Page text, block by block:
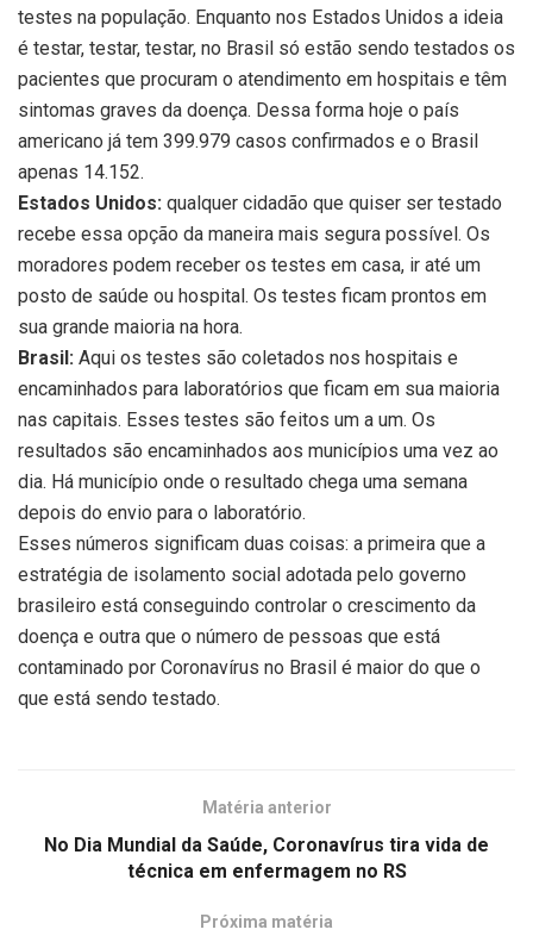
testes na população. Enquanto nos Estados Unidos a ideia
é testar, testar, testar, no Brasil só estão sendo testados os
pacientes que procuram o atendimento em hospitais e têm
sintomas graves da doença. Dessa forma hoje o país
americano já tem 399.979 casos confirmados e o Brasil
apenas 14.152.
Estados Unidos: qualquer cidadão que quiser ser testado
recebe essa opção da maneira mais segura possível. Os
moradores podem receber os testes em casa, ir até um
posto de saúde ou hospital. Os testes ficam prontos em
sua grande maioria na hora.
Brasil: Aqui os testes são coletados nos hospitais e
encaminhados para laboratórios que ficam em sua maioria
nas capitais. Esses testes são feitos um a um. Os
resultados são encaminhados aos municípios uma vez ao
dia. Há município onde o resultado chega uma semana
depois do envio para o laboratório.
Esses números significam duas coisas: a primeira que a
estratégia de isolamento social adotada pelo governo
brasileiro está conseguindo controlar o crescimento da
doença e outra que o número de pessoas que está
contaminado por Coronavírus no Brasil é maior do que o
que está sendo testado.
Matéria anterior
No Dia Mundial da Saúde, Coronavírus tira vida de
técnica em enfermagem no RS
Próxima matéria